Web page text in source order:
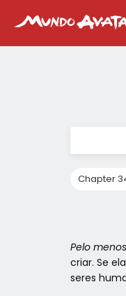
Pelo
criar. Se
seres